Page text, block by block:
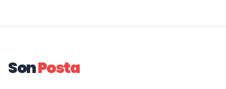
SonPosta